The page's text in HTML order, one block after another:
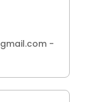
-